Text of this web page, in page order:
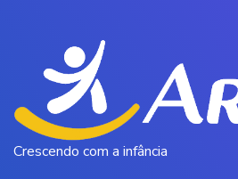
Crescendo com a infância